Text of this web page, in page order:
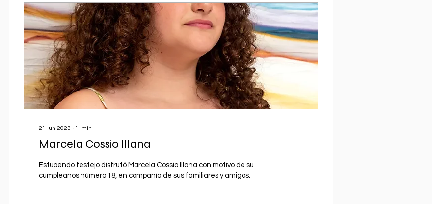
21 jun 2023 ∙ 1 min
Marcela Cossio Illana
Estupendo festejo disfrutó Marcela Cossio Illana con motivo de su
cumpleaños número 18, en compañía de sus familiares y amigos.